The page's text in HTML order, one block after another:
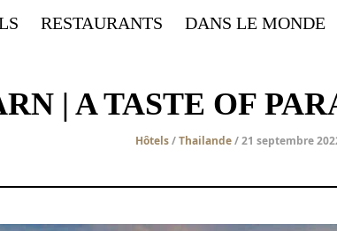
RESTAURANTS DANS LE MONDE
| A TASTE OF
Hôtels/Thailande/ 21 septembre